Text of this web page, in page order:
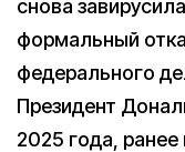
снова
формальный
федерального
Президент
2025 года,